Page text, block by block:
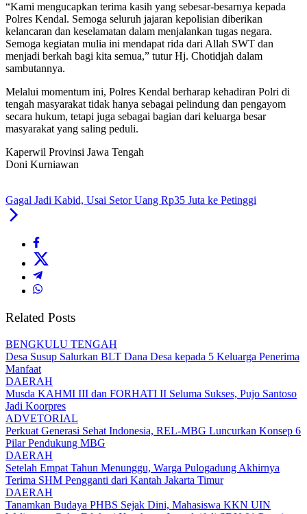
“Kami mengucapkan terima kasih yang sebesar-besarnya kepada
Polres Kendal. Semoga seluruh jajaran kepolisian diberikan
kelancaran dan keselamatan dalam menjalankan tugas negara.
Semoga kegiatan mulia ini mendapat rida dari Allah SWT dan
menjadi berkah bagi kita semua,” tutur Hj. Chotidjah dalam
sambutannya.
Melalui momentum ini, Polres Kendal berharap kehadiran Polri di
tengah masyarakat tidak hanya sebagai pelindung dan pengayom
secara hukum, tetapi juga sebagai bagian dari keluarga besar
masyarakat yang saling peduli.
Kaperwil Provinsi Jawa Tengah
Doni Kurniawan
Gagal Jadi Kabid, Usai Setor Uang Rp35 Juta ke Petinggi
Related Posts
BENGKULU TENGAH
Desa Susup Salurkan BLT Dana Desa kepada 5 Keluarga Penerima
Manfaat
DAERAH
Musda KAHMI III dan FORHATI II Seluma Sukses, Pujo Santoso
Jadi Koorpres
ADVETORIAL
Perkuat Generasi Sehat Indonesia, REL-MBG Luncurkan Konsep 6
Pilar Pendukung MBG
DAERAH
Setelah Empat Tahun Menunggu, Warga Pulogadung Akhirnya
Terima SHM Pengganti dari Kantah Jakarta Timur
DAERAH
Tanamkan Budaya PHBS Sejak Dini, Mahasiswa KKN UIN